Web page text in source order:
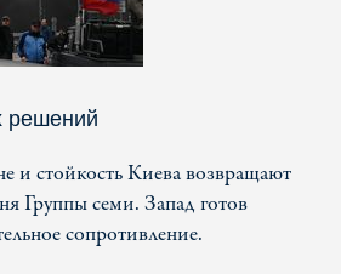
решений
стойкость Киева возвращают
Группы семи. Запад готов
сопротивление.